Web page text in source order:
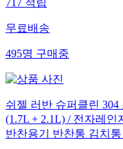
717적립
무료배송
495명구매중
쉬젤 러반 슈퍼클린
(1.7L + 2.1L) / 전자레
반찬용기 반찬통 김치